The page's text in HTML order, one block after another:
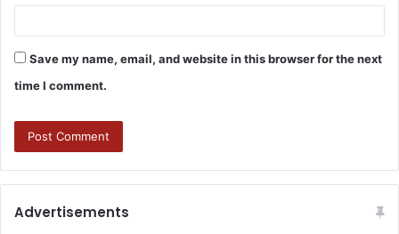
Save my name, email, and website in this browser for the next
time I comment.
Advertisements